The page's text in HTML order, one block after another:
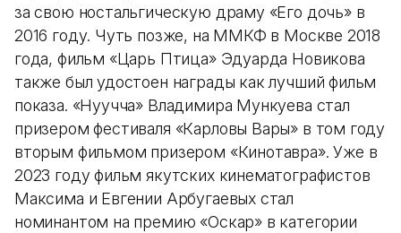
за свою ностальгическую драму «Его дочь» в
2016 году. Чуть позже, на ММКФ в Москве 2018
года, фильм «Царь Птица» Эдуарда Новикова
также был удостоен награды как лучший фильм
показа. «Нуучча» Владимира Мункуева стал
призером фестиваля «Карловы Вары» в том году
вторым фильмом призером «Кинотавра». Уже в
2023 году фильм якутских кинематографистов
Максима и Евгении Арбугаевых стал
номинантом на премию «Оскар» в категории